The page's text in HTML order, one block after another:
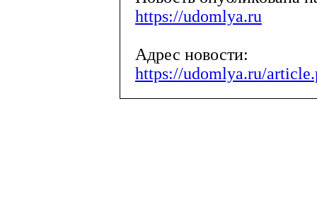
https://udomlya.ru
Адрес новости:
https://udomlya.ru/